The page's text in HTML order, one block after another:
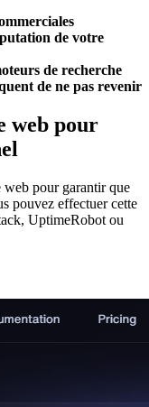
de votre
de recherche
de ne pas revenir
web pour
pour garantir que
pouvez effectuer cette
UptimeRobot ou